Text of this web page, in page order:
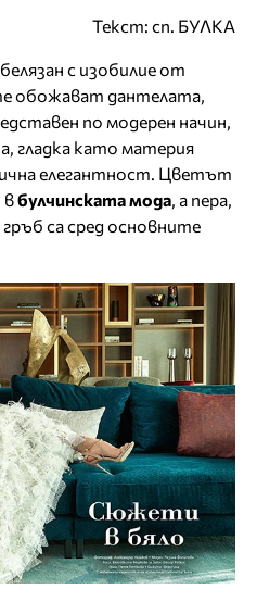
Текст: сп. БУЛКА
с изобилие от
обожават дантелата,
по модерен начин,
гладка като материя
елегантност. Цветът
вбулчинската мода, а пера,
са сред основните